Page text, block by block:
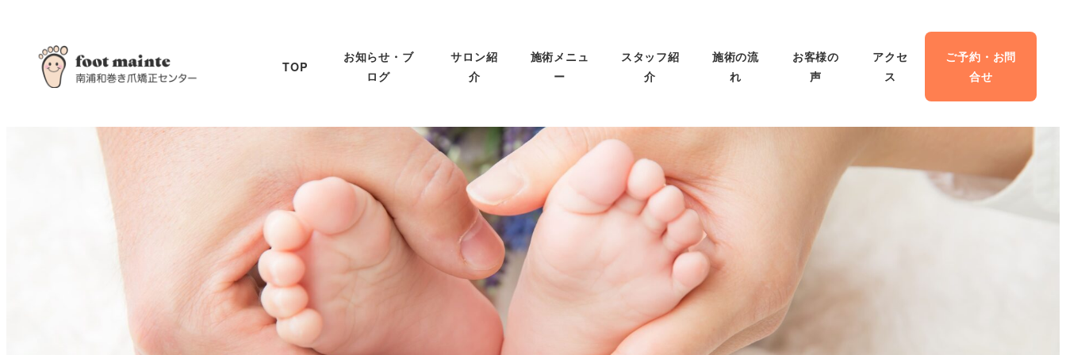
TOP
お知らせ・ブ
ログ
サロン紹
介
施術メニュ
ー
スタッフ紹
介
施術の流
れ
お客様の
声
アクセ
ス
ご予約・お問
合せ